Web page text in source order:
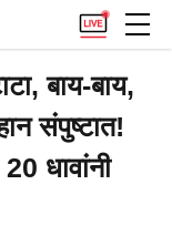
बाय-बाय,
संपुष्टात!
धावांनी